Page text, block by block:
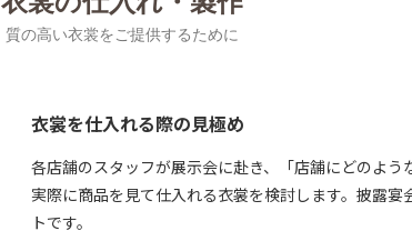
質の高い衣裳をご提供するために
衣裳を仕入れる際の見極め
各店舗のスタッフが展示会に赴き、「店舗にどのよう
実際に商品を見て仕入れる衣裳を検討します。披露
トです。